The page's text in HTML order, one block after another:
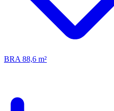
BRA 88,6 m²